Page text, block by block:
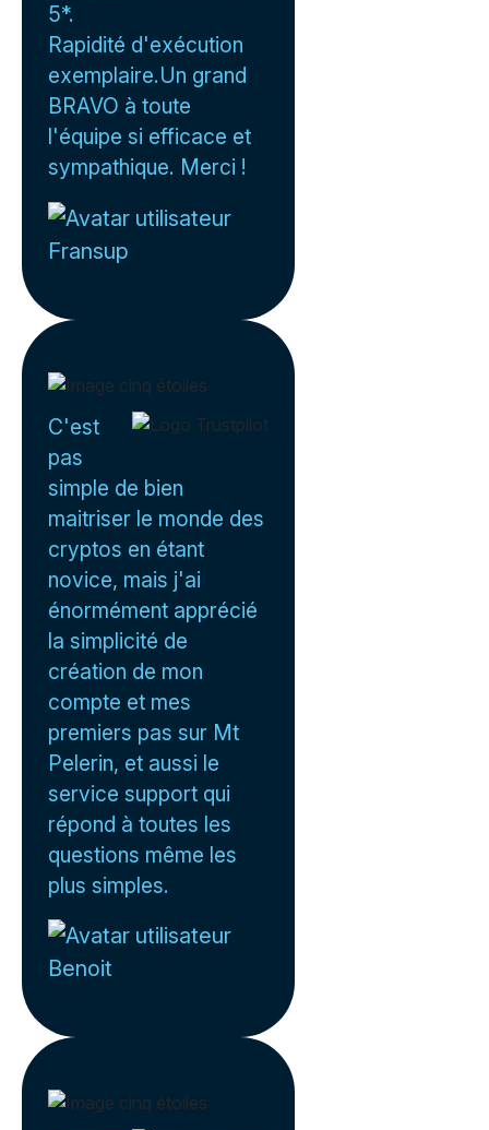
5*.
Rapidité d'exécution
exemplaire.Un grand
BRAVO à toute
l'équipe si efficace et
sympathique. Merci !
Fransup
C'est
pas
simple de bien
maitriser le monde des
cryptos en étant
novice, mais j'ai
énormément apprécié
la simplicité de
création de mon
compte et mes
premiers pas sur Mt
Pelerin, et aussi le
service support qui
répond à toutes les
questions même les
plus simples.
Benoit